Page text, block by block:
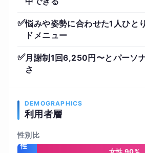
✅悩みや姿勢に合わせた1人ひと
ドメニュー
✅月謝制1回6,250円〜とパーソ
さ
DEMOGRAPHICS
利用者層
性別比
男
性